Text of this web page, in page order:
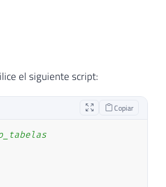
el siguiente script:
Copiar